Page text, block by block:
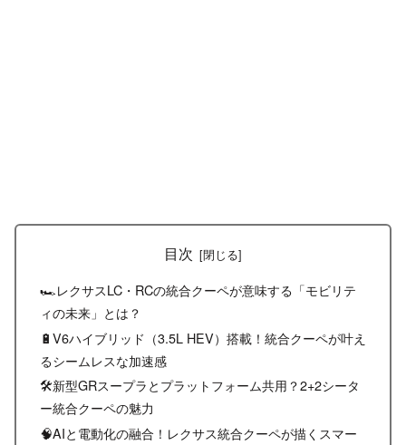
目次
🏎️レクサスLC・RCの統合クーペが意味する「モビリテ
ィの未来」とは？
🔋V6ハイブリッド（3.5L HEV）搭載！統合クーペが叶え
るシームレスな加速感
🛠️新型GRスープラとプラットフォーム共用？2+2シータ
ー統合クーペの魅力
🧠AIと電動化の融合！レクサス統合クーペが描くスマー